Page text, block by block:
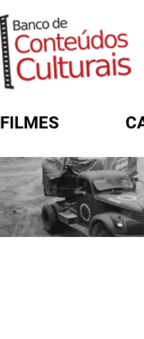
FILMES